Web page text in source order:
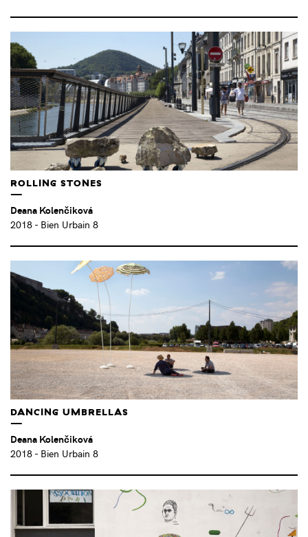
ROLLING STONES
Deana Kolenčiková
2018 - Bien Urbain 8
DANCING UMBRELLAS
Deana Kolenčiková
2018 - Bien Urbain 8